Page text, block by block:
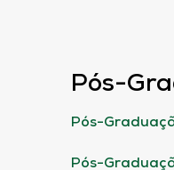
Pós-
Pós-
Pós-